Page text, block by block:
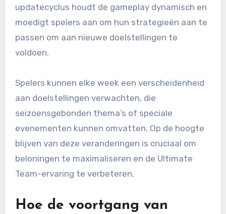
updatecyclus houdt de gameplay dynamisch en
moedigt spelers aan om hun strategieën aan te
passen om aan nieuwe doelstellingen te
voldoen.
Spelers kunnen elke week een verscheidenheid
aan doelstellingen verwachten, die
seizoensgebonden thema’s of speciale
evenementen kunnen omvatten. Op de hoogte
blijven van deze veranderingen is cruciaal om
beloningen te maximaliseren en de Ultimate
Team-ervaring te verbeteren.
Hoe de voortgang van